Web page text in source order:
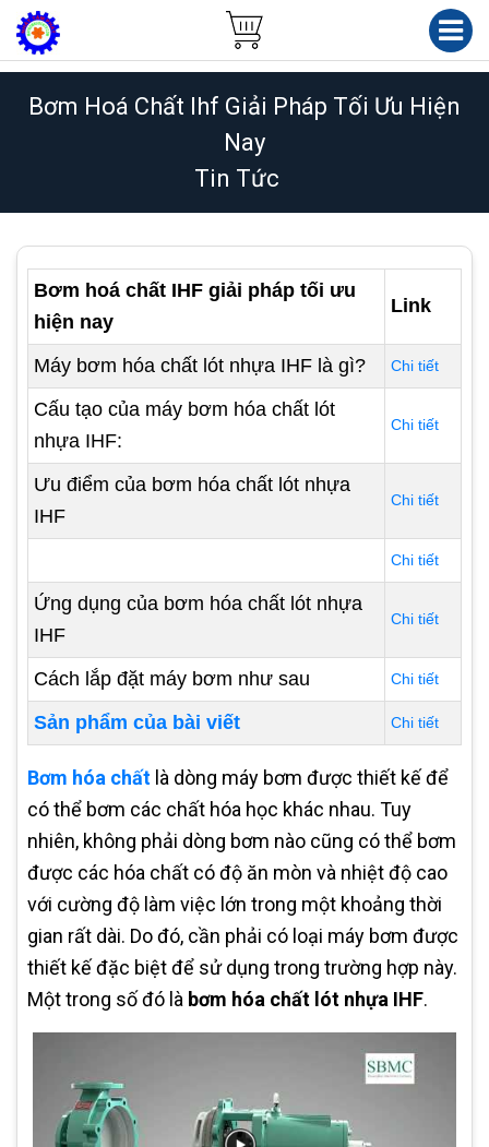
Bơm Hoá Chất Ihf Giải Pháp Tối Ưu Hiện
Nay
Tin Tức
Bơm hoá chất IHF giải pháp tối ưu
hiện nay
Link
Máy bơm hóa chất lót nhựa IHF là gì? Chi tiết
Cấu tạo của máy bơm hóa chất lót
nhựa IHF:
Chi tiết
Ưu điểm của bơm hóa chất lót nhựa
IHF
Chi tiết
Chi tiết
Ứng dụng của bơm hóa chất lót nhựa
IHF
Chi tiết
Cách lắp đặt máy bơm như sau Chi tiết
Sản phẩm của bài viết Chi tiết
Bơm hóa chất là dòng máy bơm được thiết kế để
có thể bơm các chất hóa học khác nhau. Tuy
nhiên, không phải dòng bơm nào cũng có thể bơm
được các hóa chất có độ ăn mòn và nhiệt độ cao
với cường độ làm việc lớn trong một khoảng thời
gian rất dài. Do đó, cần phải có loại máy bơm được
thiết kế đặc biệt để sử dụng trong trường hợp này.
Một trong số đó là bơm hóa chất lót nhựa IHF.